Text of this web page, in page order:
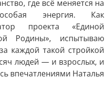
где всё меняется на
энергия. Как
проекта «Единой
Родины», испытываю
каждой такой стройкой
людей — и взрослых, и
впечатлениями Наталья